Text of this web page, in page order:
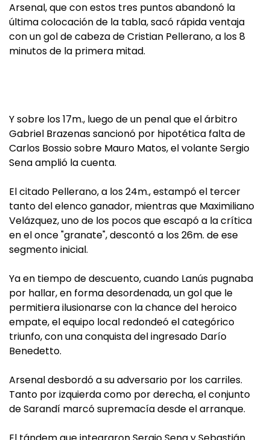
Arsenal, que con estos tres puntos abandonó la
última colocación de la tabla, sacó rápida ventaja
con un gol de cabeza de Cristian Pellerano, a los 8
minutos de la primera mitad.
Y sobre los 17m., luego de un penal que el árbitro
Gabriel Brazenas sancionó por hipotética falta de
Carlos Bossio sobre Mauro Matos, el volante Sergio
Sena amplió la cuenta.
El citado Pellerano, a los 24m., estampó el tercer
tanto del elenco ganador, mientras que Maximiliano
Velázquez, uno de los pocos que escapó a la crítica
en el once "granate", descontó a los 26m. de ese
segmento inicial.
Ya en tiempo de descuento, cuando Lanús pugnaba
por hallar, en forma desordenada, un gol que le
permitiera ilusionarse con la chance del heroico
empate, el equipo local redondeó el categórico
triunfo, con una conquista del ingresado Darío
Benedetto.
Arsenal desbordó a su adversario por los carriles.
Tanto por izquierda como por derecha, el conjunto
de Sarandí marcó supremacía desde el arranque.